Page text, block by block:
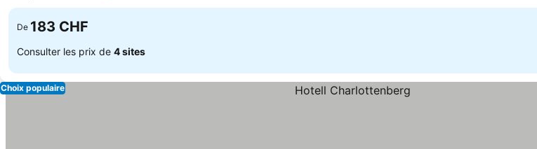
De 183 CHF
Consulter les prix de 4 sites
Choix populaire